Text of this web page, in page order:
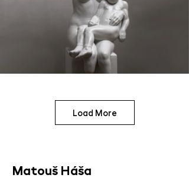
Load More
Matouš Háša